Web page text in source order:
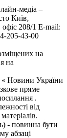
медіа –
Київ,
208/1 E-mail:
205-43-00
на
на
« Новини України
пряме
.
від
- повинна бути
абзаці